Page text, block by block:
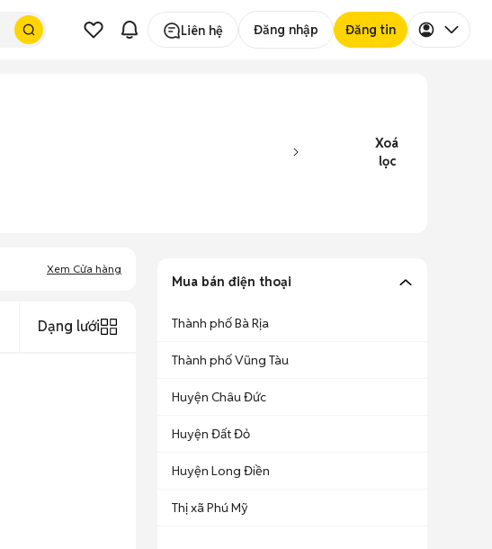
Liên hệ Đăng nhập Đăng tin
Xoá
lọc
Xem Cửa hàng
Dạng lưới
Mua bán điện thoại
Thành phố Bà Rịa
Thành phố Vũng Tàu
Huyện Châu Đức
Huyện Đất Đỏ
Huyện Long Điền
Thị xã Phú Mỹ